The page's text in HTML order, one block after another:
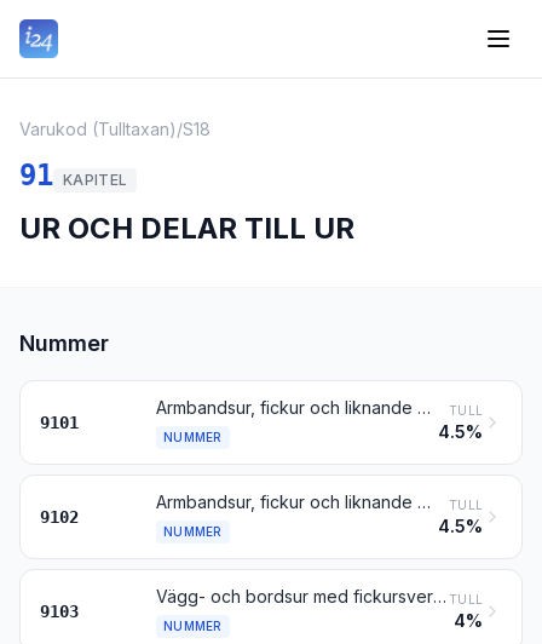
Varukod (Tulltaxan)/S18
91 KAPITEL
UR OCH DELAR TILL UR
Nummer
9101
Armbandsur, fickur och liknande ur, inbegripet stoppur, med boett av ädel metall eller av metall med plätering av ädel metall
NUMMER
TULL
4.5%
9102
Armbandsur, fickur och liknande ur, inbegripet stoppur, andra än sådana som omfattas av nr 9101
NUMMER
TULL
4.5%
9103
Vägg- och bordsur med fickursverk, med undantag av ur enligt nr 9104
NUMMER
TULL
4%